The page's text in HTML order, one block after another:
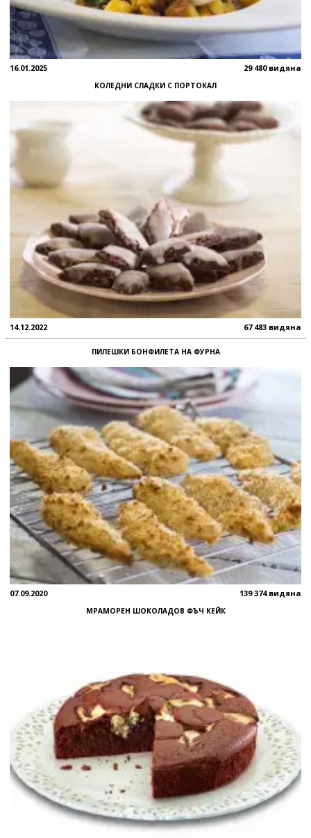
16.01.2025 29 480 видяна
КОЛЕДНИ СЛАДКИ С ПОРТОКАЛ
14.12.2022 67 483 видяна
ПИЛЕШКИ БОНФИЛЕТА НА ФУРНА
07.09.2020 139 374 видяна
МРАМОРЕН ШОКОЛАДОВ ФЪЧ КЕЙК